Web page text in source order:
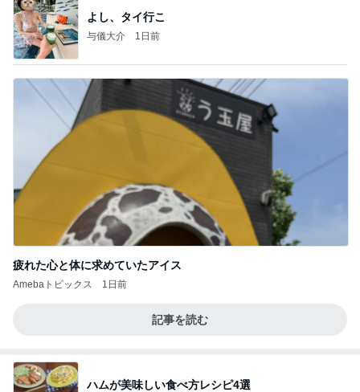
よし、タイ行こ
与儀大介 1日前
疲れた心と体に求めていたアイス
Amebaトピックス 1日前
記事を読む
ハムが美味しい食べ方レシピ4選